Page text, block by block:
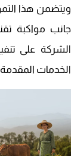
الشركة على
الخدمات